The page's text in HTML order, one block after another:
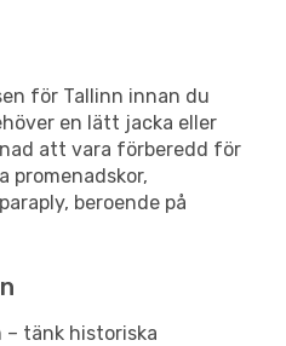
för Tallinn innan du
en lätt jacka eller
att vara förberedd för
promenadskor,
beroende på
– tänk historiska